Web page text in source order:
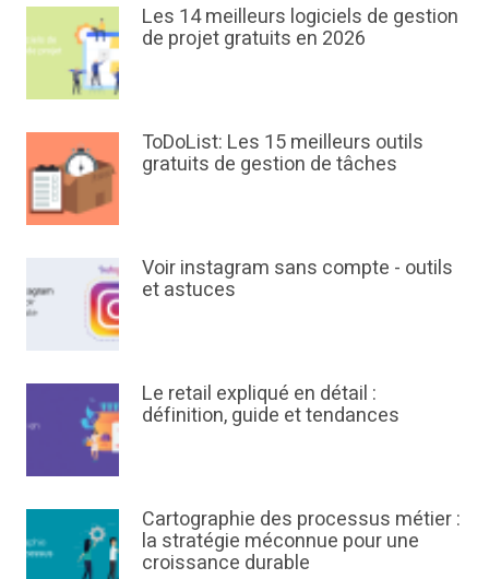
Les 14 meilleurs logiciels de gestion
de projet gratuits en 2026
ToDoList: Les 15 meilleurs outils
gratuits de gestion de tâches
Voir instagram sans compte - outils
et astuces
Le retail expliqué en détail :
définition, guide et tendances
Cartographie des processus métier :
la stratégie méconnue pour une
croissance durable